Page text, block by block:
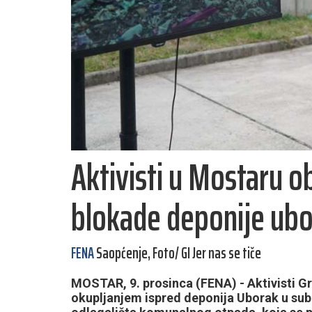
Aktivisti u Mostaru
blokade deponije
FENASaopćenje, Foto/ GI Jer nas se tiče
MOSTAR, 9. prosinca (FENA) - Aktivisti
okupljanjem ispred deponija Uborak u